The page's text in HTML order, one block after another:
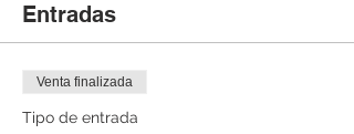
Entradas
Venta finalizada
Tipo de entrada